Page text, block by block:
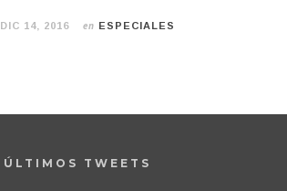
DIC 14, 2016 en ESPECIALES
ÚLTIMOS TWEETS